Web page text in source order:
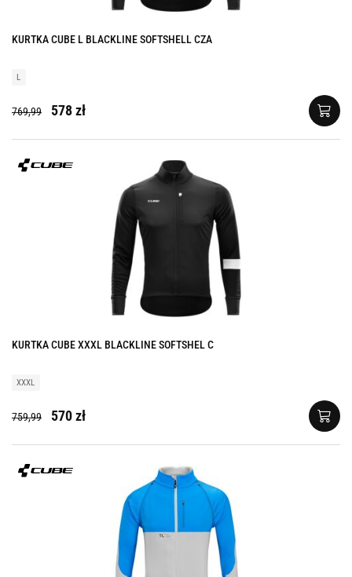
KURTKA CUBE L BLACKLINE SOFTSHELL CZA
L
769,99 578 zł
KURTKA CUBE XXXL BLACKLINE SOFTSHEL C
XXXL
759,99 570 zł